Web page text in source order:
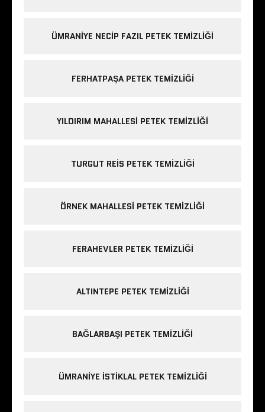
ÜMRANIYE NECIP FAZIL PETEK TEMIZLIĞI
FERHATPAŞA PETEK TEMIZLIĞI
YILDIRIM MAHALLESI PETEK TEMIZLIĞI
TURGUT REIS PETEK TEMIZLIĞI
ÖRNEK MAHALLESI PETEK TEMIZLIĞI
FERAHEVLER PETEK TEMIZLIĞI
ALTINTEPE PETEK TEMIZLIĞI
BAĞLARBAŞI PETEK TEMIZLIĞI
ÜMRANIYE ISTIKLAL PETEK TEMIZLIĞI